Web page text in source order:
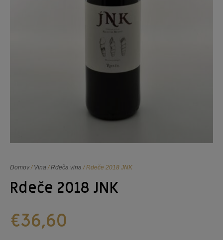
Domov/ Vina /Rdeča vina / Rdeče 2018 JNK
Rdeče 2018 JNK
€36,60